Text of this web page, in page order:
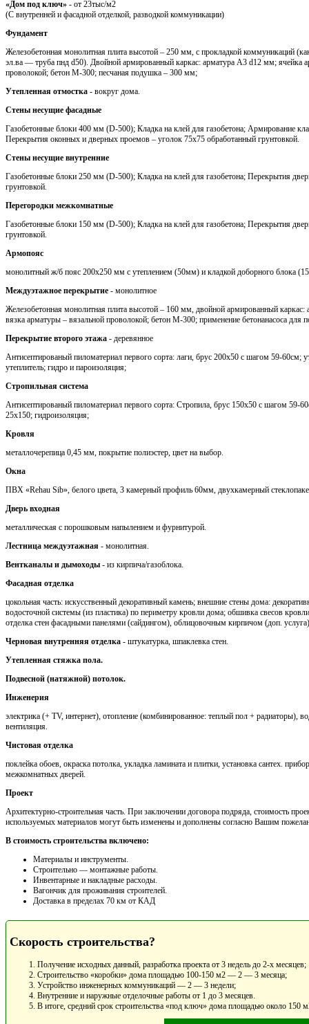
«Дом под ключ» - от 23тыс/м2
(С внутренней и фасадной отделкой, разводкой коммуникации)
Фундамент
Железобетонная монолитная плита высотой – 250 мм, с прокладкой коммуникаций
эл.ва — труба пнд d50). Двойной армированный каркас: арматура A3 d12 мм; ячейка
проволокой; бетон М-300; песчаная подушка – 300 мм;
Утепленная отмостка - вокруг дома.
Стены несущие фасадные
Газобетонные блоки 400 мм (D-500); Кладка на клей для газобетона; Армирование
Перекрытия оконных и дверных проемов – уголок 75х75 обработанный грунтовкой.
Стены несущие внутренние
Газобетонные блоки 250 мм (D-500); Кладка на клей для газобетона; Перекрытия
грунтовкой.
Перегородки межкомнатные
Газобетонные блоки 150 мм (D-500); Кладка на клей для газобетона; Перекрытия
грунтовкой.
Армопояс
монолитный ж/б пояс 200х250 мм с утеплением (50мм) и кладкой доборного блока
Междуэтажное перекрытие - монолитное
Железобетонная монолитная плита высотой – 160 мм, двойной армированный
вязка арматуры – вязальной проволокой; бетон М-300; применение бетонанасоса для
Перекрытие второго этажа - деревянное
Антисептированый пиломатериал первого сорта: лаги, брус 200х50 с шагом 59-
утеплитель; гидро и пароизоляция;
Стропильная система
Антисептированый пиломатериал первого сорта: Стропила, брус 150х50 с шагом 59-
25х150; гидроизоляция;
Кровля
металлочерепица 0,45 мм, покрытие полиэстер, цвет на выбор.
Окна
ПВХ «Rehau Sib», белого цвета, 3 камерный профиль 60мм, двухкамерный
Дверь входная
металлическая с порошковым напылением и фурнитурой.
Лестница междуэтажная - монолитная.
Вентканалы и дымоходы - из кирпича/газоблока.
Фасадная отделка
цокольная часть: искусственный декоративный камень; внешние стены дома:
водосточной системы (из пластика) по периметру кровли дома; обшивка свесов
отделка стен фасадными панелями (сайдингом), облицовочным кирпичом (доп.
Черновая внутренняя отделка - штукатурка, шпаклевка стен.
Утепленная стяжка пола.
Подвесной (натяжной) потолок.
Инженерия
электрика (+ TV, интернет), отопление (комбинированное: теплый пол + радиаторы),
вентиляция.
Чистовая отделка
поклейка обоев, окраска потолка, укладка ламината и плитки, установка сантех.
межкомнатных дверей.
Проект
Архитектурно-строительная часть. При заключении договора подряда, стоимость
используемых материалов могут быть изменены и дополнены согласно Вашим
В стоимость строительства включено:
Материалы и инструменты.
Cтроительно — монтажные работы.
Инвентарные и накладные расходы.
Вагончик для проживания строителей.
Доставка в пределах 70 км от КАД
Скорость строительства?
Получение исходных данный, разработка проекта от 3 недель до 2-х месяцев;
Строительство «коробки» дома площадью 100-150 м2 — 2 — 3 месяца;
Устройство инженерных коммуникаций — 2 — 3 недели;
Внутренние и наружные отделочные работы от 1 до 3 месяцев.
В итоге, средний срок строительства «под ключ» дома площадью около 150